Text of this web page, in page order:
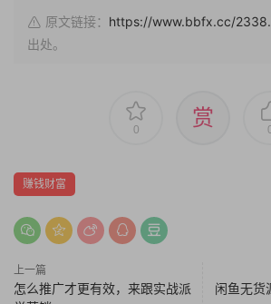
原文链接： https://www.bbfx.cc/
出处。
0 赏
赚钱财富
上一篇
怎么推广才更有效，来跟实战派
闲鱼无货